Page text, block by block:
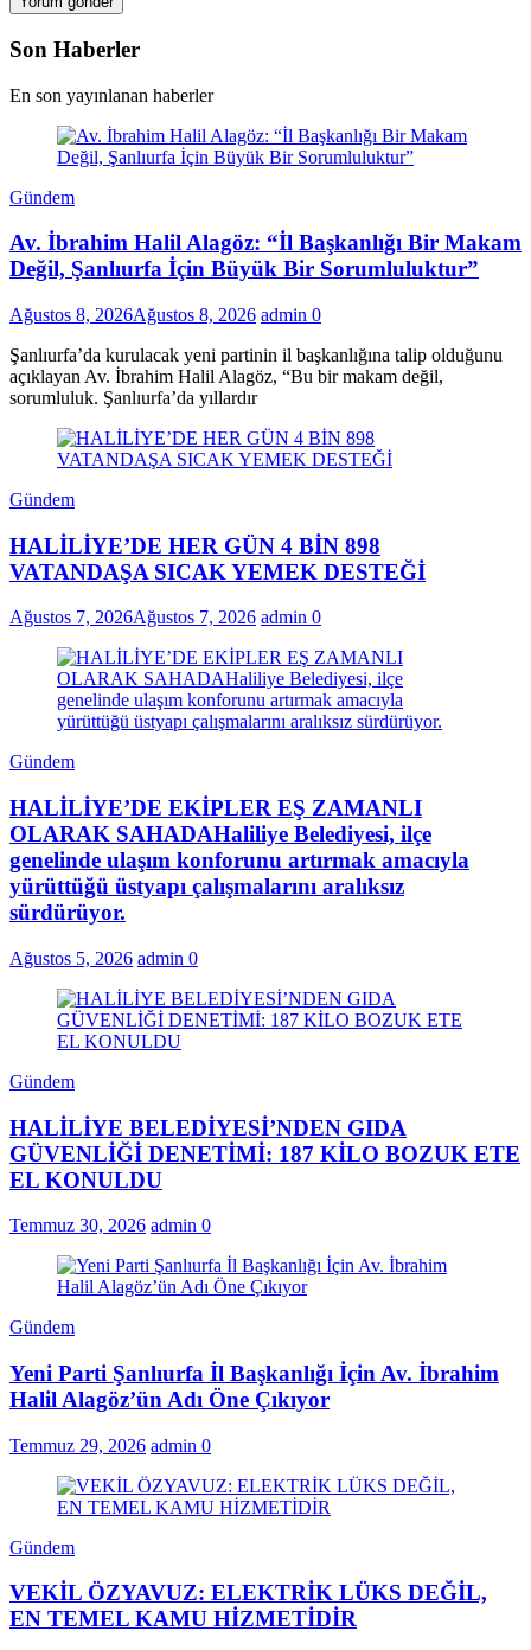
Son Haberler
En son yayınlanan haberler
Gündem
Av. İbrahim Halil Alagöz: “İl Başkanlığı Bir Makam
Değil, Şanlıurfa İçin Büyük Bir Sorumluluktur”
Ağustos 8, 2026Ağustos 8, 2026 admin 0
Şanlıurfa’da kurulacak yeni partinin il başkanlığına talip olduğunu
açıklayan Av. İbrahim Halil Alagöz, “Bu bir makam değil,
sorumluluk. Şanlıurfa’da yıllardır
Gündem
HALİLİYE’DE HER GÜN 4 BİN 898
VATANDAŞA SICAK YEMEK DESTEĞİ
Ağustos 7, 2026Ağustos 7, 2026 admin 0
Gündem
HALİLİYE’DE EKİPLER EŞ ZAMANLI
OLARAK SAHADAHaliliye Belediyesi, ilçe
genelinde ulaşım konforunu artırmak amacıyla
yürüttüğü üstyapı çalışmalarını aralıksız
sürdürüyor.
Ağustos 5, 2026 admin 0
Gündem
HALİLİYE BELEDİYESİ’NDEN GIDA
GÜVENLİĞİ DENETİMİ: 187 KİLO BOZUK ETE
EL KONULDU
Temmuz 30, 2026 admin 0
Gündem
Yeni Parti Şanlıurfa İl Başkanlığı İçin Av. İbrahim
Halil Alagöz’ün Adı Öne Çıkıyor
Temmuz 29, 2026 admin 0
Gündem
VEKİL ÖZYAVUZ: ELEKTRİK LÜKS DEĞİL,
EN TEMEL KAMU HİZMETİDİR